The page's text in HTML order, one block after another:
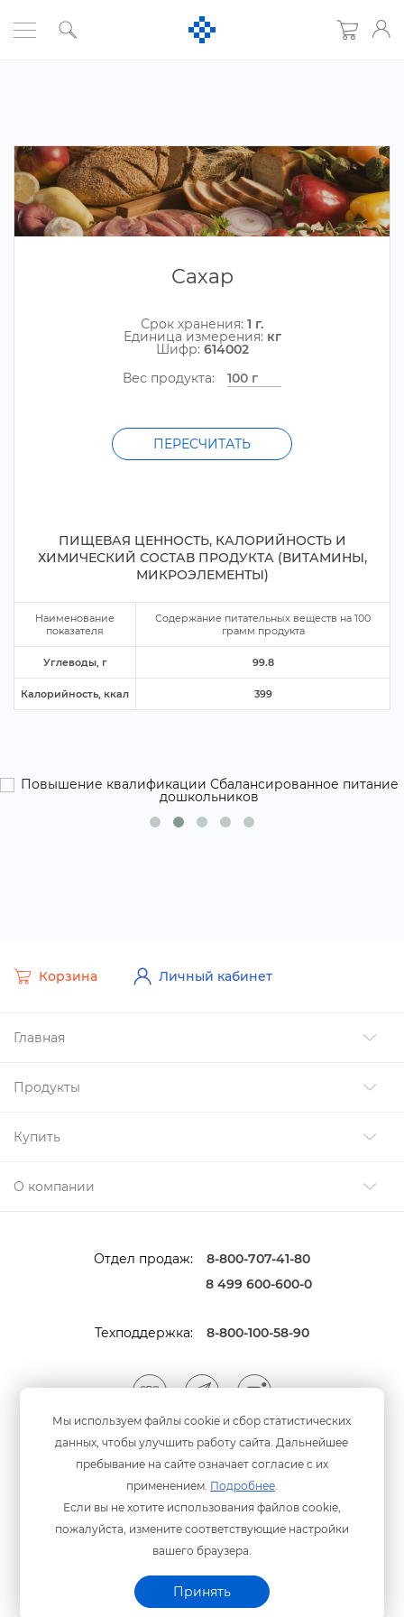
Мы используем файлы cookie и сбор статистических
данных, чтобы улучшить работу сайта. Дальнейшее
пребывание на сайте означает согласие с их
применением. Подробнее.
Если вы не хотите использования файлов cookie,
пожалуйста, измените соответствующие настройки
ашего браузера.
Принять
Сахар
Срок хранения: 1 г.
Единица измерения: к
Шифр: 614002
ес продукта:
ПЕРЕСЧИТАТЬ
ПИЩЕВАЯ ЦЕННОСТЬ, КАЛОРИЙНОСТЬ И
ХИМИЧЕСКИЙ СОСТАВ ПРОДУКТА (ВИТАМИНЫ,
МИКРОЭЛЕМЕНТЫ)
Наименование
показателя
Содержание питательных веществ на 100
рамм продукта
Углеводы, 99.8
Калорийность, ккал 399
Главная
Продукты
Купить
О компании
Корзина Личный кабинет
© ООО «Программный центр» 2003-2026 гг.
Отдел продаж:
8-800-707-41-80
8 499 600-600-0
Техподдержка: 8-800-100-58-90
Мы принимаем оплату
анковскими картами